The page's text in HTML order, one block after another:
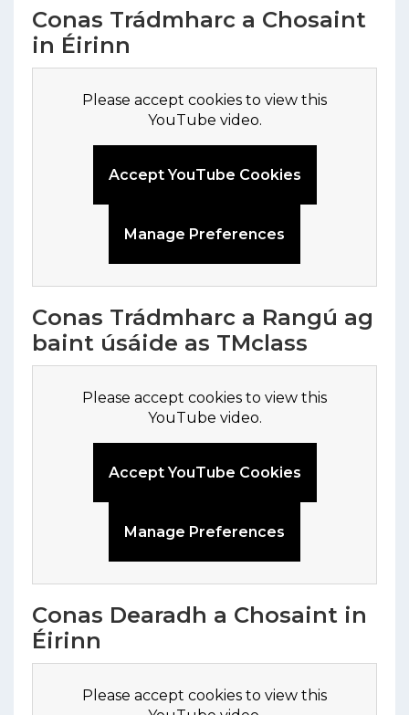
Conas Trádmharc a Chosaint
in Éirinn
Please accept cookies to view this
YouTube video.
Accept YouTube Cookies
Manage Preferences
Conas Trádmharc a Rangú ag
baint úsáide as TMclass
Please accept cookies to view this
YouTube video.
Accept YouTube Cookies
Manage Preferences
Conas Dearadh a Chosaint in
Éirinn
Please accept cookies to view this